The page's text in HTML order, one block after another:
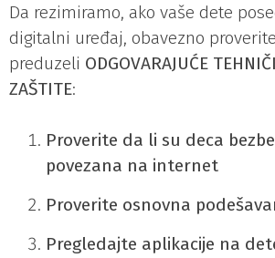
Da rezimiramo, ako vaše dete
digitalni uređaj, obavezno
preduzeli ODGOVARAJUĆE
ZAŠTITE:
Proverite da li su deca
povezana na internet
Proverite osnovna
Pregledajte aplikacije na